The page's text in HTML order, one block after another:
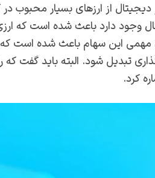
دیجیتال از ارزهای بسیار
وجود دارد باعث شده است که
تبدیل شود. البته باید گفت
کرد.